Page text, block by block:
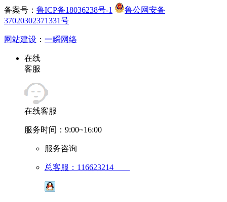
备案号： 鲁ICP备18036238号-1
鲁公网安备
37020302371331号
网站建设 ： 一瞬网络
在线
客服
在线客服
服务时间：9:00~16:00
服务咨询
总客服：116623214